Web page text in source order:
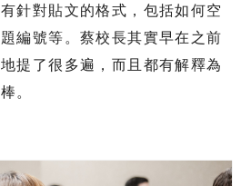
針對貼文的格式，包括如何空
編號等。蔡校長其實早在之前
提了很多遍，而且都有解釋為
。